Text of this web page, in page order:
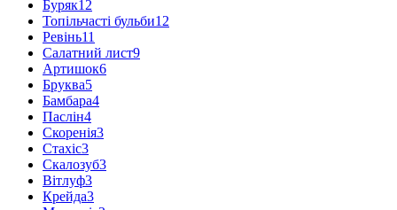
Буряк12
Топільчасті бульби12
Ревінь11
Салатний лист9
Артишок6
Бруква5
Бамбара4
Паслін4
Скоренія3
Стахіс3
Скалозуб3
Вітлуф3
Крейда3